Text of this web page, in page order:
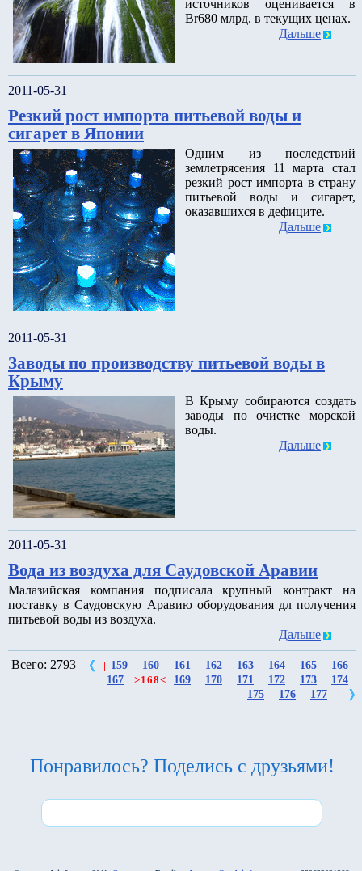
источников оценивается в
Br680 млрд. в текущих ценах.
Дальше
2011-05-31
Резкий рост импорта питьевой воды и
сигарет в Японии
Одним из последствий
землетрясения 11 марта стал
резкий рост импорта в страну
питьевой воды и сигарет,
оказавшихся в дефиците.
Дальше
2011-05-31
Заводы по производству питьевой воды в
Крыму
В Крыму собираются создать
заводы по очистке морской
воды.
Дальше
2011-05-31
Вода из воздуха для Саудовской Аравии
Малазийская компания подписала крупный контракт на
поставку в Саудовскую Аравию оборудования дл получения
питьевой воды из воздуха.
Дальше
Всего: 2793 159 160 161 162 163 164 165
166
167
>168< 169 170 171 172 173
174
175
176 177
Понравилось? Поделись с друзьями!